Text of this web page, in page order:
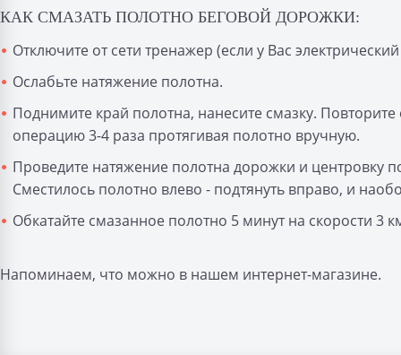
КАК СМАЗАТЬ ПОЛОТНО БЕГОВОЙ ДОРОЖКИ:
Отключите от сети тренажер (если у Вас
Ослабьте натяжение полотна.
Поднимите край полотна, нанесите смазку.
операцию 3-4 раза протягивая полотно вручную.
Проведите натяжение полотна дорожки и центровку
Сместилось полотно влево - подтянуть вправо, и
Обкатайте смазанное полотно 5 минут на скорости 3
Напоминаем, что можно в нашем интернет-магазине.